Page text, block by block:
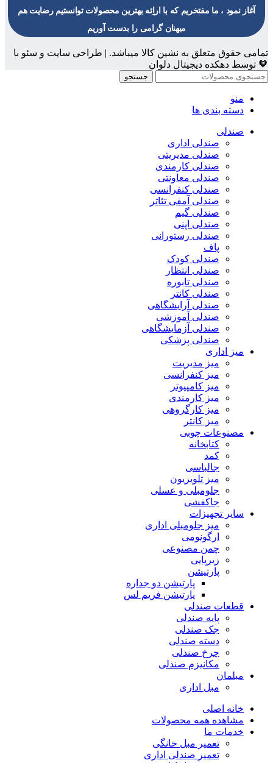
آغاز نمود ، ما مفتخریم که با اراِئه بهترین محصولات توانستیم رضایت هم
میهنان گرامی را بدست آوریم
تمامی حقوق متعلق به نشین کالا میباشد. | طراحی سایت و سئو با
🧡 توسط دهکده دیجیتال دلوان
جستجو
منو
دسته بندی ها
صندلی
صندلی اداری
صندلی مدیریتی
صندلی کارمندی
صندلی معاونتی
صندلی کنفرانسی
صندلی آمفی تئاتر
صندلی گیم
صندلی اپنی
صندلی رستورانی
پاف
صندلی کودک
صندلی انتظار
صندلی تابوره
صندلی کانتر
صندلی آرایشگاهی
صندلی آموزشی
صندلی آزمایشگاهی
صندلی پزشکی
میز اداری
میز مدیریت
میز کنفرانسی
میز کامپیوتر
میز کارمندی
میز کارگروهی
میز کانتر
مصنوعات چوبی
کتابخانه
کمد
جالباسی
میز تلویزیون
جلومبلی و عسلی
جاکفشی
سایر تجهیزات
میز جلومبلی اداری
ارگونومی
چمن مصنوعی
زیرپایی
پارتیشن
پارتیشن دو جداره
پارتیشن فریم لس
قطعات صندلی
پایه صندلی
جک صندلی
دسته صندلی
چرخ صندلی
مکانیزم صندلی
مبلمان
مبل اداری
خانه اصلی
مشاهده همه محصولات
خدمات ما
تعمیر مبل خانگی
تعمیر صندلی اداری